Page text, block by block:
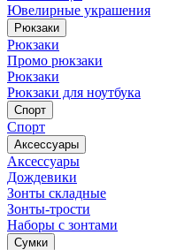
Ювелирные украшения
Рюкзаки
Рюкзаки
Промо рюкзаки
Рюкзаки
Рюкзаки для ноутбука
Спорт
Спорт
Аксессуары
Аксессуары
Дождевики
Зонты складные
Зонты-трости
Наборы с зонтами
Сумки